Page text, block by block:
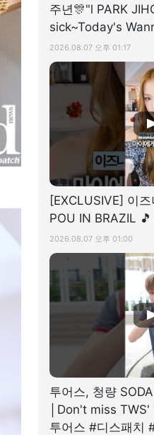
주년🎊"l PARK
sick~Today's
Anniversary🎊"[공
2026.08.07 오후 01:17
[EXCLUSIVE] 이
POU IN BRAZIL 🎵
2026.08.07 오후 01:00
투어스, 청량
│Don't miss
투어스 #디스패치